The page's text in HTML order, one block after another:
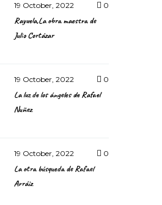
19 October, 2022 0
Rayuela,La obra maestra de
Julio Cortázar
19 October, 2022 0
La luz de los ángeles de Rafael
Nuñez
19 October, 2022 0
La otra búsqueda de Rafael
Arráiz